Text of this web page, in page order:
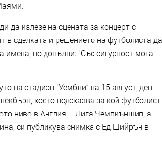
да излезе на сцената за концерт с
сделката и решението на футболиста да
но допълни: "Със сигурност мога
на стадион "Уембли“ на 15 август, ден
което подсказва за кой футболист
ниво в Англия – Лига Чемпиъншип, а
си публикува снимка с Ед Шийрън в